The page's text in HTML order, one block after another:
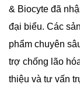
& Biocyte đã
đại biểu. Các
phẩm chuyên
trợ chống lão
thiệu và tư vấn